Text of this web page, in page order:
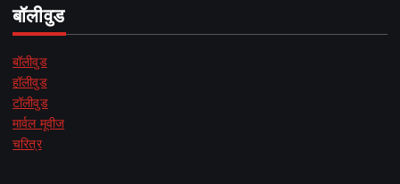
बॉलीवुड
बॉलीवुड
हॉलीवुड
टॉलीवुड
मार्वल मूवीज
चरित्र